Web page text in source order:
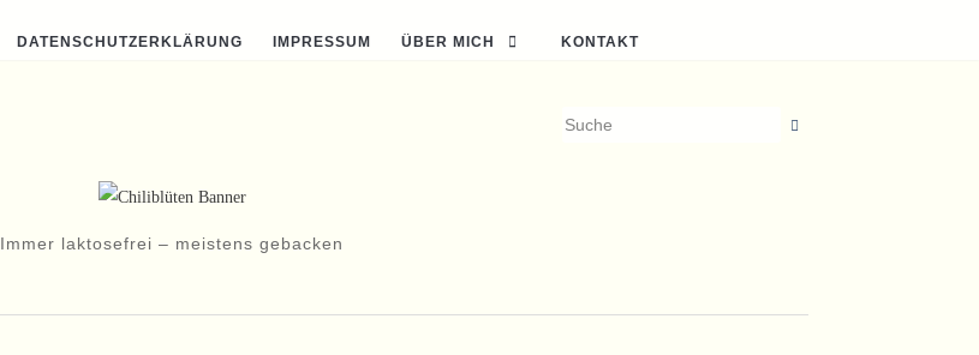
DATENSCHUTZERKLÄRUNG IMPRESSUM ÜBER MICH KONTAKT
Immer laktosefrei – meistens gebacken